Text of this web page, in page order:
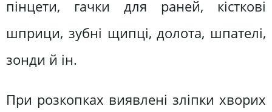
пінцети, гачки для раней, кісткові
шприци, зубні щипці, долота, шпателі,
зонди й ін.
При розкопках виявлені зліпки хворих